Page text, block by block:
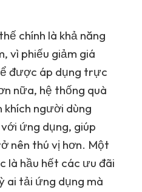
chính là khả năng
vì phiếu giảm giá
được áp dụng trực
nữa, hệ thống quà
khích người dùng
ứng dụng, giúp
nên thú vị hơn. Một
là hầu hết các ưu đãi
ai tải ứng dụng mà